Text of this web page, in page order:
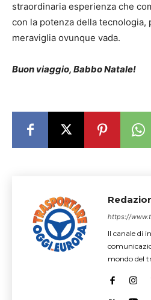
straordinaria esperienza che
con la potenza della tecnologia,
meraviglia ovunque vada.
Buon viaggio, Babbo Natale!
https://
Il canale di
mondo del